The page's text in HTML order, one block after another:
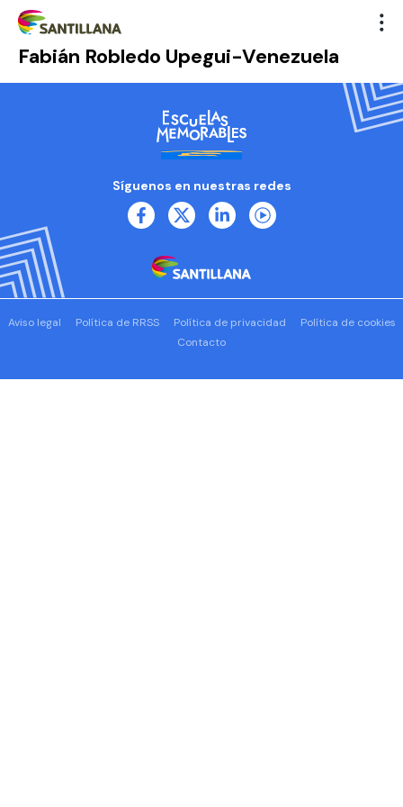
Fabián Robledo Upegui-Venezuela
Síguenos en nuestras redes
Aviso legal Política de RRSS Política de privacidad
Política de cookies
Contacto